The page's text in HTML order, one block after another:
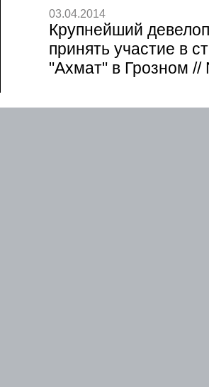
03.04.2014
Крупнейший
принять участие в
"Ахмат" в Грозном //